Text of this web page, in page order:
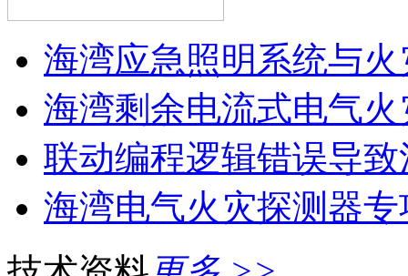
海湾应急照明系统与火
海湾剩余电流式电气火
联动编程逻辑错误导致
海湾电气火灾探测器